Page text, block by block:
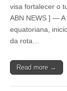
visa fortalecer o
ABN NEWS ] — A
equatoriana,
da rota…
Read more →